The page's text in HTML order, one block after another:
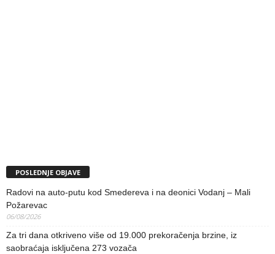
POSLEDNJE OBJAVE
Radovi na auto-putu kod Smedereva i na deonici Vodanj – Mali
Požarevac
06/08/2026
Za tri dana otkriveno više od 19.000 prekoračenja brzine, iz
saobraćaja isključena 273 vozača